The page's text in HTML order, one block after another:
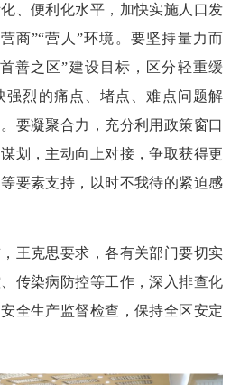
、便利化水平，加快实施人口发
商”“营人”环境。要坚持量力而
善之区”建设目标，区分轻重缓
强烈的痛点、堵点、难点问题解
要凝聚合力，充分利用政策窗口
划，主动向上对接，争取获得更
要素支持，以时不我待的紧迫感
克思要求，各有关部门要切实
传染病防控等工作，深入排查化
全生产监督检查，保持全区安定